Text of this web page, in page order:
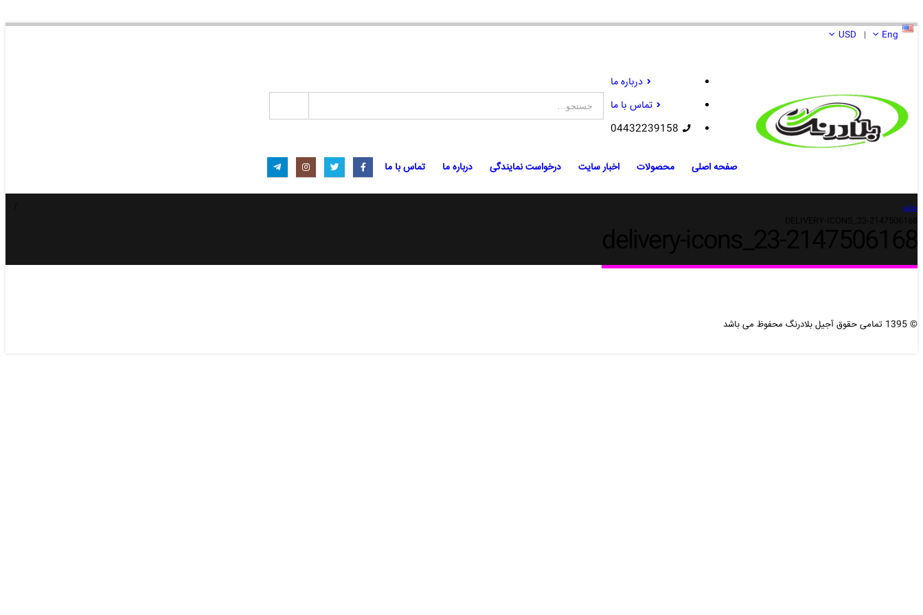
Eng
|
USD
درباره ما
تماس با ما
04432239158
صفحه اصلی محصولات اخبار سایت درخواست نمایندگی درباره ما تماس با ما
خانه
© 1395 تمامی حقوق آجیل بلادرنگ محفوظ می باشد